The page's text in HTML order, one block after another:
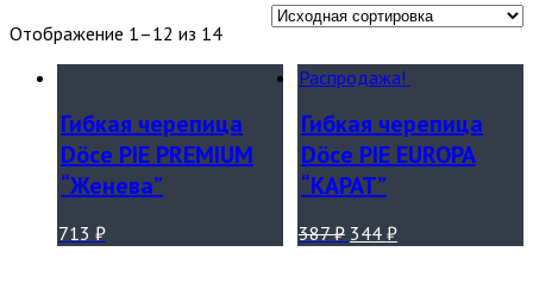
Отображение 1–12 из 14
Гибкая черепица
Döce PIE PREMIUM
“Женева”
713 ₽
Распродажа!
Гибкая черепица
Döce PIE EUROPA
“КАРАТ”
387₽ 344 ₽